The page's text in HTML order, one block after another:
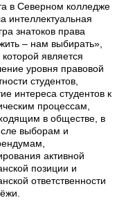
в Северном колледже
интеллектуальная
знатоков права
– нам выбирать»,
является
уровня правовой
студентов,
интереса студентов к
процессам,
в обществе, в
выборам и
активной
позиции и
ответственности